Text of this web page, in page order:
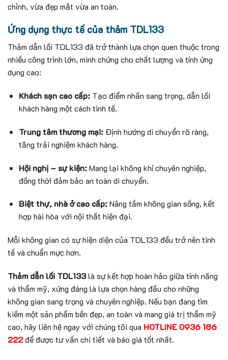
chỉnh, vừa đẹp mắt vừa an toàn.
Ứng dụng thực tế của thảm TDL133
Thảm dẫn lối TDL133 đã trở thành lựa chọn quen thuộc trong
nhiều công trình lớn, minh chứng cho chất lượng và tính ứng
dụng cao:
Khách sạn cao cấp: Tạo điểm nhấn sang trọng, dẫn lối
khách hàng một cách tinh tế.
Trung tâm thương mại: Định hướng di chuyển rõ ràng,
tăng trải nghiệm khách hàng.
Hội nghị – sự kiện:Mang lại không khí chuyên nghiệp,
đồng thời đảm bảo an toàn di chuyển.
Biệt thự, nhà ở cao cấp:Nâng tầm không gian sống, kết
hợp hài hòa với nội thất hiện đại.
Mỗi không gian có sự hiện diện của TDL133 đều trở nên tinh
tế và chuẩn mực hơn.
Thảm dẫn lối TDL133là sự kết hợp hoàn hảo giữa tính năng
và thẩm mỹ, xứng đáng là lựa chọn hàng đầu cho những
không gian sang trọng và chuyên nghiệp. Nếu bạn đang tìm
kiếm một sản phẩm bền đẹp, an toàn và mang giá trị thẩm mỹ
cao, hãy liên hệ ngay với chúng tôi qua HOTLINE 0936 186
222để được tư vấn chi tiết và báo giá tốt nhất.